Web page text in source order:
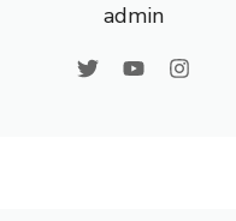
admin